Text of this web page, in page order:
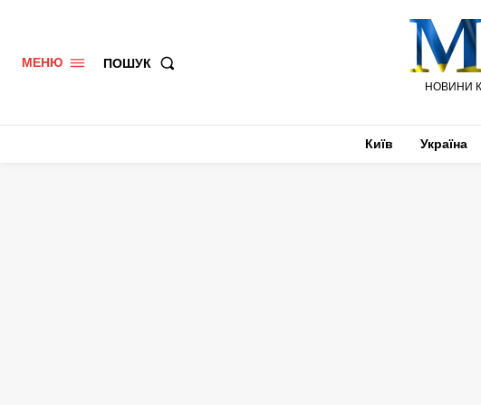
МЕНЮ ПОШУК
НОВИНИ
Київ Україна